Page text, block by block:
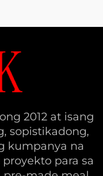
2012 at isang
sopistikadong,
kumpanya na
para sa